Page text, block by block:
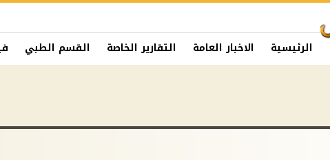
الرئيسية الاخبار العامة التقارير الخاصة القسم الطبي